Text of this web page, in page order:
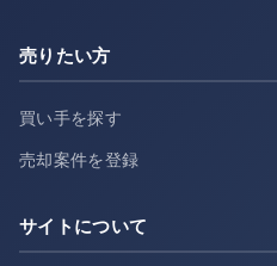
売りたい方
買い手を探す
売却案件を登録
サイトについて